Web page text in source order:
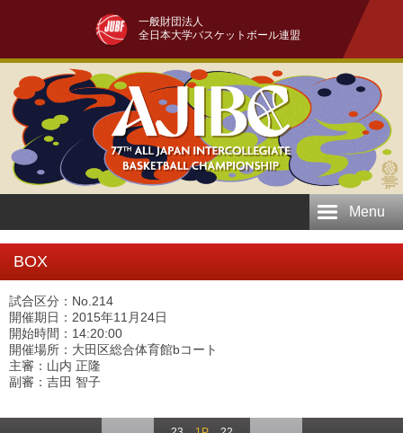
一般財団法人
全日本大学バスケットボール連盟
Menu
BOX
試合区分：No.214
開催期日：2015年11月24日
開始時間：14:20:00
開催場所：大田区総合体育館bコート
主審：山内 正隆
副審：吉田 智子